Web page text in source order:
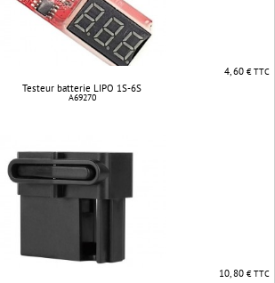
4, 60€ TTC
Testeur batterie LIPO 1S-6S
A69270
10, 80€ TTC